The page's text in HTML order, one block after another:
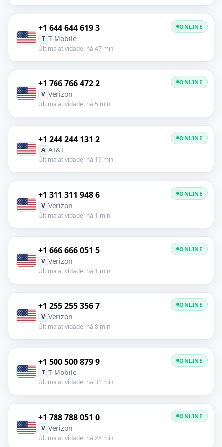
+1 644 644 619 3
T T-Mobile
Última atividade: há 47 min
ONLINE
+1 766 766 472 2
V Verizon
Última atividade: há 5 min
ONLINE
+1 244 244 131 2
A AT&T
Última atividade: há 19 min
ONLINE
+1 311 311 948 6
V Verizon
Última atividade: há 1 min
ONLINE
+1 666 666 051 5
V Verizon
Última atividade: há 1 min
ONLINE
+1 255 255 356 7
V Verizon
Última atividade: há 8 min
ONLINE
+1 500 500 879 9
T T-Mobile
Última atividade: há 31 min
ONLINE
+1 788 788 051 0
V Verizon
Última atividade: há 28 min
ONLINE